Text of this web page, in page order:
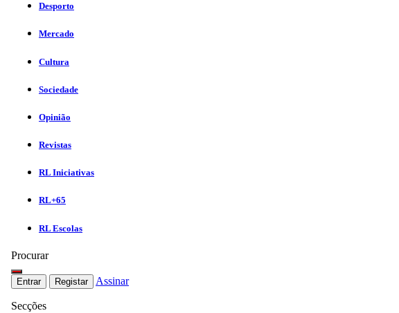
Desporto
Mercado
Cultura
Sociedade
Opinião
Revistas
RL Iniciativas
RL+65
RL Escolas
Procurar
Entrar Registar Assinar
Secções